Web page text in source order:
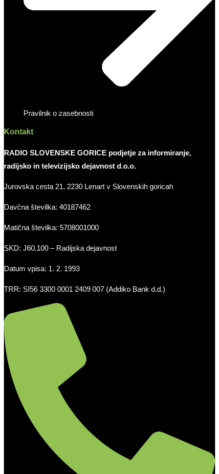
Pravilnik o zasebnosti
Kontakt
RADIO SLOVENSKE GORICE podjetje za informiranje,
radijsko in televizijsko dejavnost d.o.o.
Jurovska cesta 21, 2230 Lenart v Slovenskih goricah
Davčna številka: 40187462
Matična številka: 5708001000
SKD: J60.100 – Radijska dejavnost
Datum vpisa: 1. 2. 1993
TRR: SI56 3300 0001 2409 007 (Addiko Bank d.d.)